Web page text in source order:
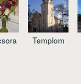
Templom